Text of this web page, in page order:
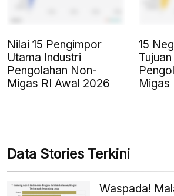
Nilai 15 Pengimpor
Utama Industri
Pengolahan Non-
Migas RI Awal 2026
15
Migas
Data Stories Terkini
Waspada!